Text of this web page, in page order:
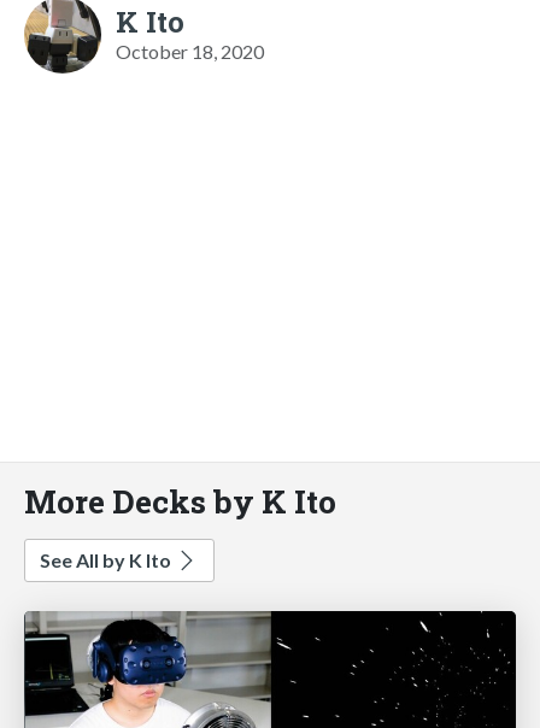
K Ito
October 18, 2020
More Decks by K Ito
See All by K Ito